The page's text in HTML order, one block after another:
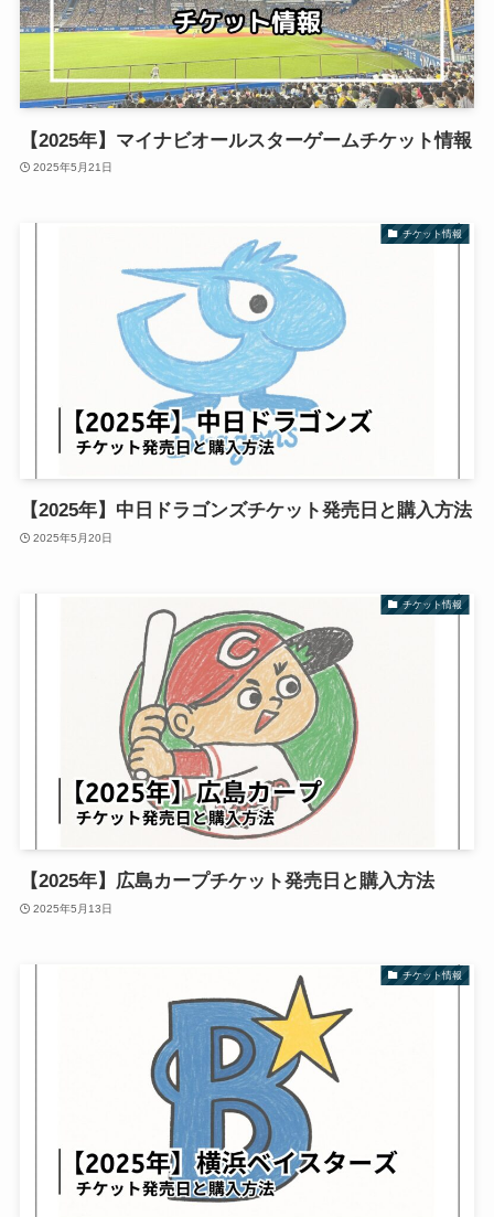
【2025年】マイナビオールスターゲームチケット情報
2025年5月21日
チケット情報
【2025年】中日ドラゴンズチケット発売日と購入方法
2025年5月20日
チケット情報
【2025年】広島カープチケット発売日と購入方法
2025年5月13日
チケット情報